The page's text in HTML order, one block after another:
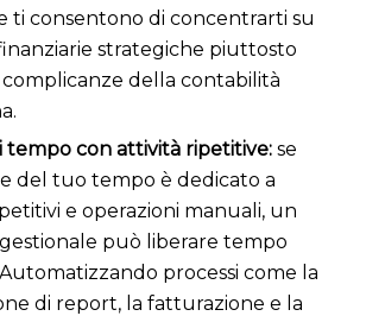
ti consentono di concentrarti su
strategiche piuttosto
della contabilità
tempo con attività ripetitive: se
del tuo tempo è dedicato a
e operazioni manuali, un
può liberare tempo
processi come la
di report, la fatturazione e la